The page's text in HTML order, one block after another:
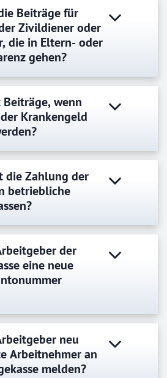
Beiträge für
Zivildiener oder
die in Eltern- oder
gehen?
wenn
Krankengeld
die Zahlung der
betriebliche
der
eine neue
neu
Arbeitnehmer an
melden?